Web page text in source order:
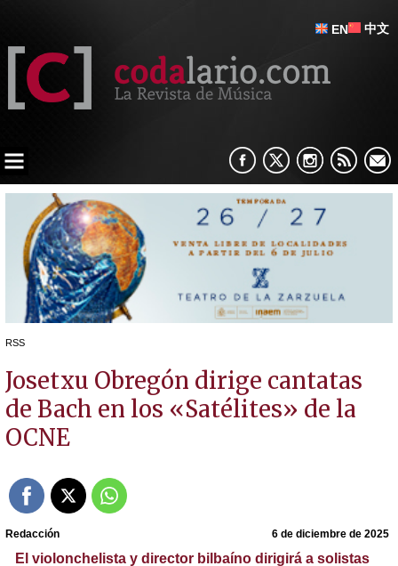
EN 中文
RSS
Josetxu Obregón dirige cantatas
de Bach en los «Satélites» de la
OCNE
Redacción 6 de diciembre de 2025
El violonchelista y director bilbaíno dirigirá a solistas